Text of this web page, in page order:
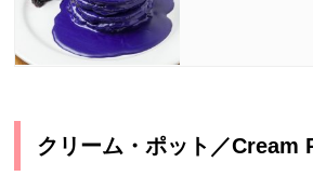
クリーム・ポット／Cream